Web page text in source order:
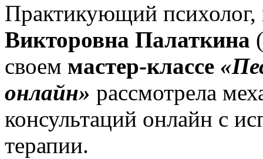
Практикующий психолог,
Викторовна Палаткина
своем мастер-классе
онлайн» рассмотрела
консультаций онлайн с
терапии.